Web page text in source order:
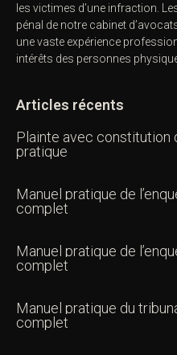
les victimes d’une infraction.
pénal de notre cabinet
une vaste expérience
intérêts des personnes
Articles récents
Plainte avec constitution
pratique
Manuel pratique de
complet
Manuel pratique de
complet
Manuel pratique du
complet